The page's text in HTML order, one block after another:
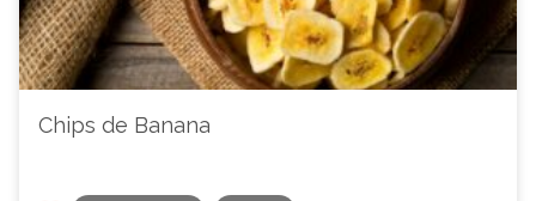
Chips de Banana